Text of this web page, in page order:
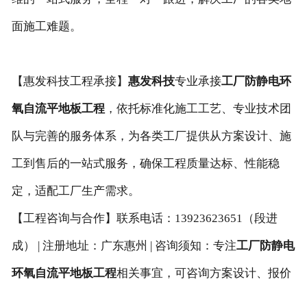
面施工难题。
【惠发科技工程承接】 惠发科技专业承接工厂防静电环
氧自流平地板工程，依托标准化施工工艺、专业技术团
队与完善的服务体系，为各类工厂提供从方案设计、施
工到售后的一站式服务，确保工程质量达标、性能稳
定，适配工厂生产需求。
【工程咨询与合作】联系电话：13923623651（段进
成） | 注册地址：广东惠州 | 咨询须知：专注工厂防静电
环氧自流平地板工程相关事宜，可咨询方案设计、报价